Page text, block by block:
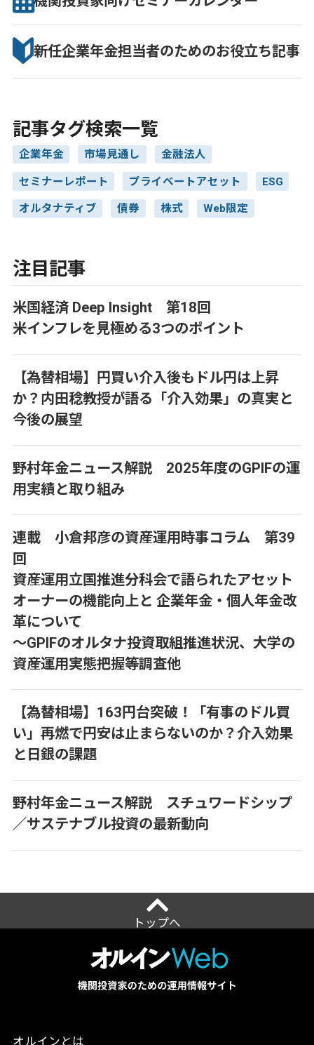
新任企業年金担当者のためのお役立ち記事
記事タグ検索一覧
企業年金 市場見通し 金融法人
セミナーレポート プライベートアセット ESG
オルタナティブ 債券 株式 Web限定
注目記事
米国経済 Deep Insight 第18回
米インフレを見極める3つのポイント
【為替相場】円買い介入後もドル円は上昇
か？内田稔教授が語る「介入効果」の真実と
今後の展望
野村年金ニュース解説 2025年度のGPIFの運
用実績と取り組み
連載 小倉邦彦の資産運用時事コラム 第39
回
資産運用立国推進分科会で語られたアセット
オーナーの機能向上と 企業年金・個人年金改
革について
～GPIFのオルタナ投資取組推進状況、大学の
資産運用実態把握等調査他
【為替相場】163円台突破！「有事のドル買
い」再燃で円安は止まらないのか？介入効果
と日銀の課題
野村年金ニュース解説 スチュワードシップ
／サステナブル投資の最新動向
トップへ
オルインとは